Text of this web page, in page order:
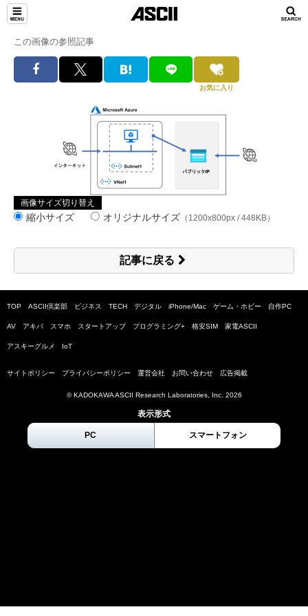
この画像の参照記事
お気に入り
画像サイズ切り替え
縮小サイズ オリジナルサイズ （1200x800px / 448KB）
記事に戻る
TOP ASCII倶楽部 ビジネス TECH デジタル iPhone/Mac ゲーム・ホビー 自作PC
AV アキバ スマホ スタートアップ プログラミング+ 格安SIM 家電ASCII
アスキーグルメ IoT
サイトポリシー プライバシーポリシー 運営会社 お問い合わせ 広告掲載
© KADOKAWA ASCII Research Laboratories, Inc. 2026
表示形式
PC スマートフォン